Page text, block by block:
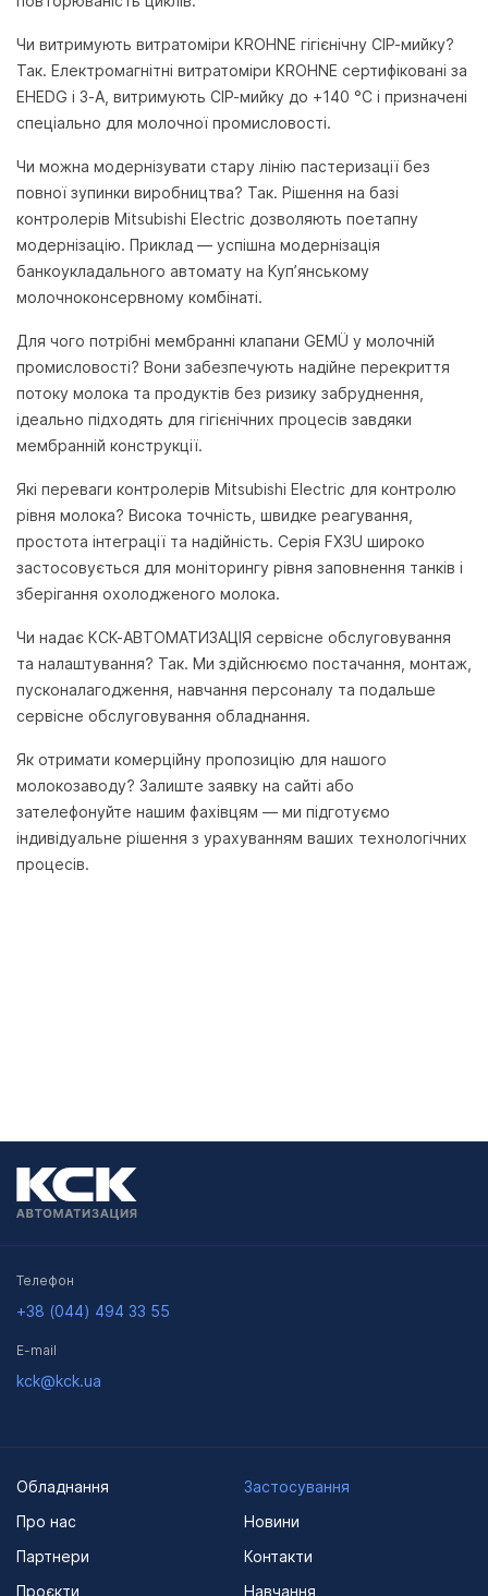
Чи витримують витратоміри KROHNE гігієнічну CIP-мийку?
Так. Електромагнітні витратоміри KROHNE сертифіковані за
EHEDG і 3-A, витримують CIP-мийку до +140 °C і призначені
спеціально для молочної промисловості.
Чи можна модернізувати стару лінію пастеризації без
повної зупинки виробництва? Так. Рішення на базі
контролерів Mitsubishi Electric дозволяють поетапну
модернізацію. Приклад — успішна модернізація
банкоукладального автомату на Куп’янському
молочноконсервному комбінаті.
Для чого потрібні мембранні клапани GEMÜ у молочній
промисловості? Вони забезпечують надійне перекриття
потоку молока та продуктів без ризику забруднення,
ідеально підходять для гігієнічних процесів завдяки
мембранній конструкції.
Які переваги контролерів Mitsubishi Electric для контролю
рівня молока? Висока точність, швидке реагування,
простота інтеграції та надійність. Серія FX3U широко
застосовується для моніторингу рівня заповнення танків і
зберігання охолодженого молока.
Чи надає КСК-АВТОМАТИЗАЦІЯ сервісне обслуговування
та налаштування? Так. Ми здійснюємо постачання, монтаж,
пусконалагодження, навчання персоналу та подальше
сервісне обслуговування обладнання.
Як отримати комерційну пропозицію для нашого
молокозаводу? Залиште заявку на сайті або
зателефонуйте нашим фахівцям — ми підготуємо
індивідуальне рішення з урахуванням ваших технологічних
процесів.
Телефон
+38 (044) 494 33 55
E-mail
kck@kck.ua
Обладнання
Про нас
Партнери
Проєкти
Застосування
Новини
Контакти
Навчання